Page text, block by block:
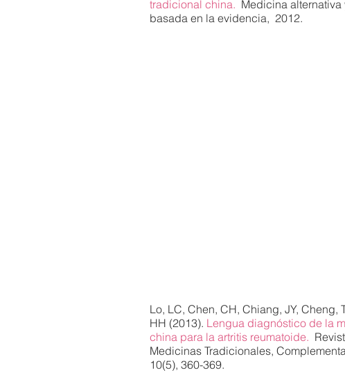
tradicional china. Medicina
basada en la evidencia, 2012.
Lo, LC, Chen, CH, Chiang, JY, Cheng,
HH (2013). Lengua diagnóstico de la
china para la artritis reumatoide.
Medicinas Tradicionales,
10(5), 360-369.